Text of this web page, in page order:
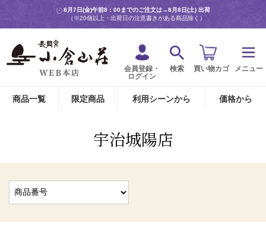
8月7日(金)午前8：00までのご注文は→8月8日(土) 出荷
（※20個以上・出荷日の注意書きがある商品除く）
会員登録・
ログイン
検索 買い物カゴ メニュー
商品一覧 限定商品 利用シーンから 価格から
宇治城陽店